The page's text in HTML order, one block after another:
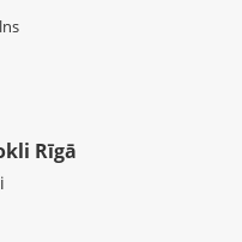
Rīgā